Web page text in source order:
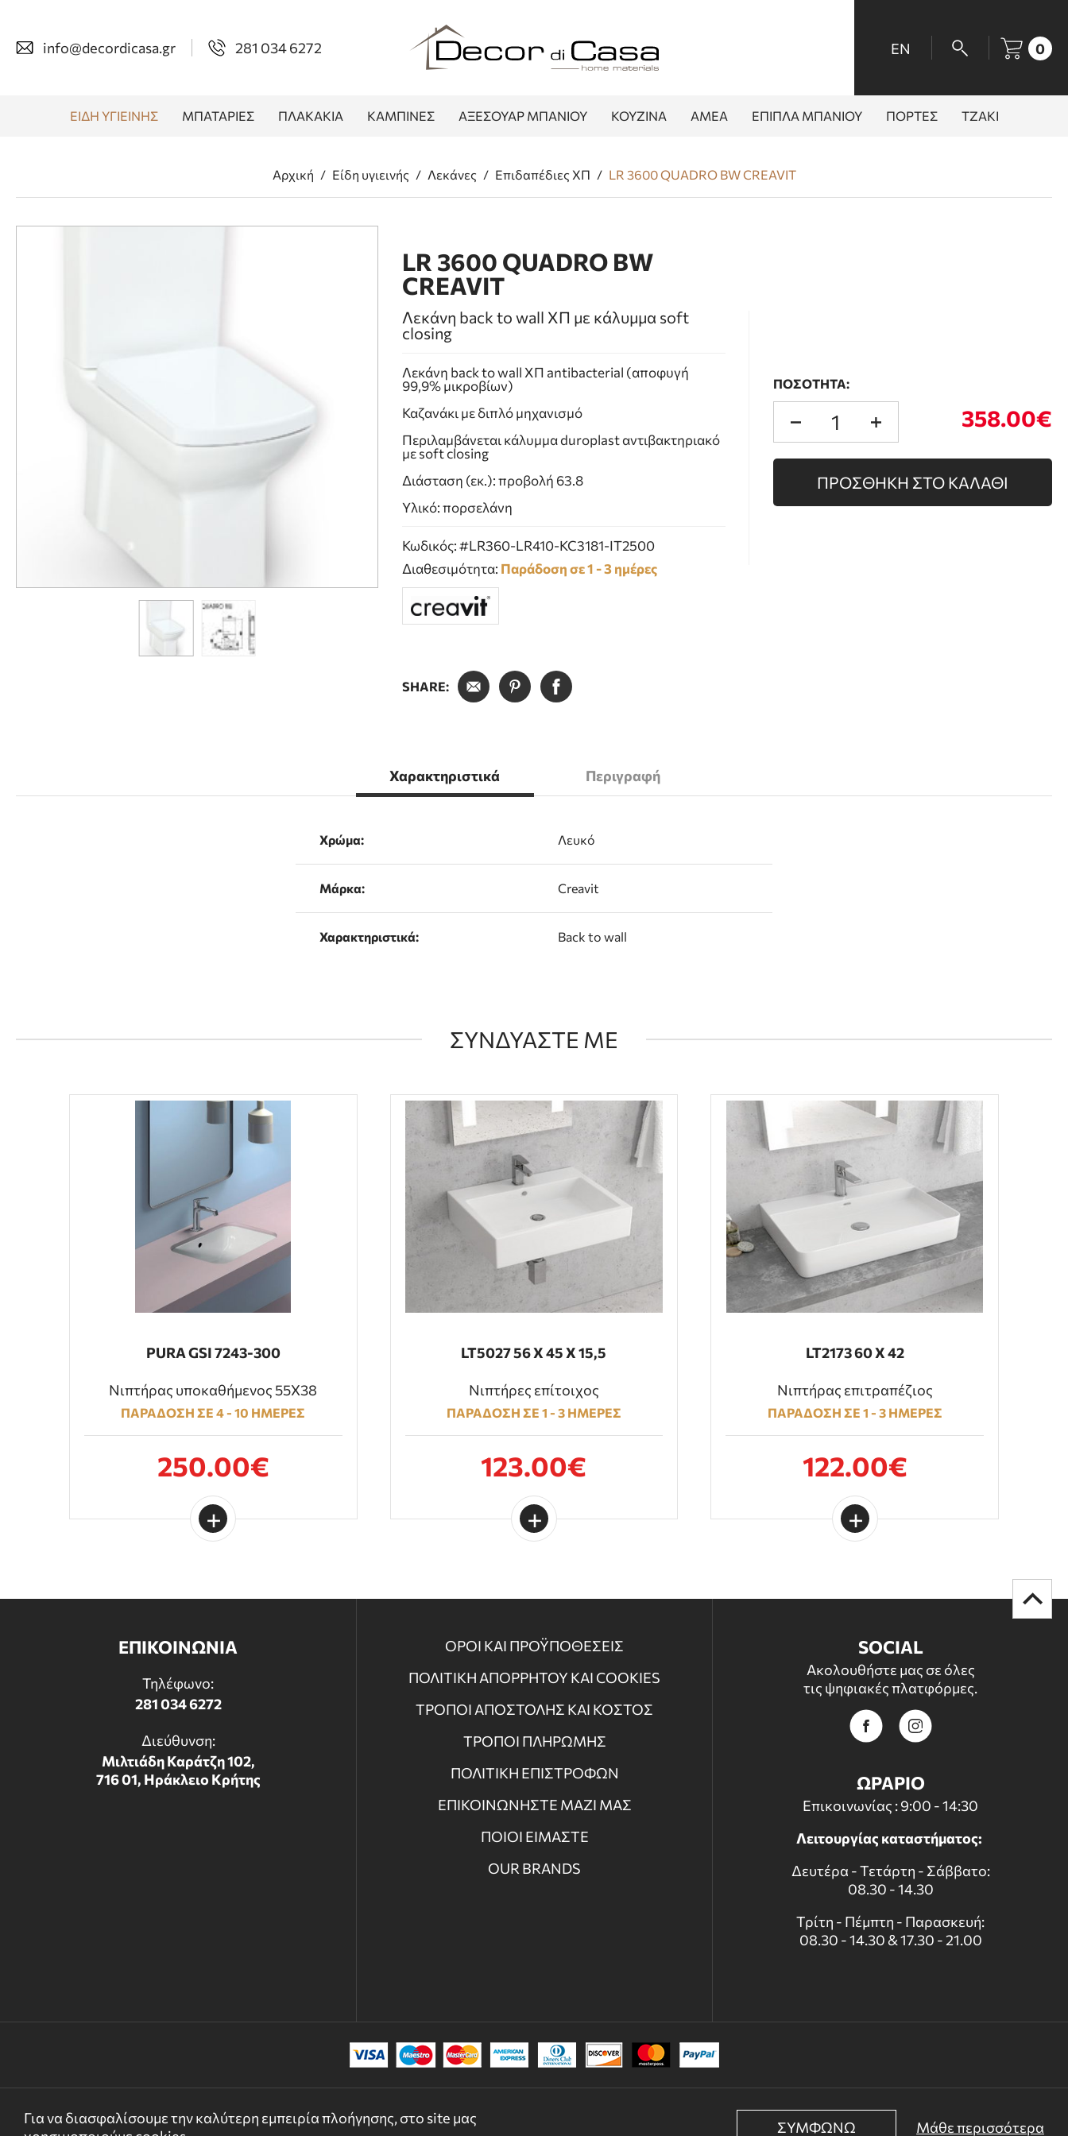
Για να διασφαλίσουμε την καλύτερη εμπειρία πλοήγησης, στο site μας
ΣΥΜΦΩΝΩ Μάθε περισσότερα
info@decordicasa.gr 281 034 6272 EN 0
ΕΙΔΗ ΥΓΙΕΙΝΗΣ ΜΠΑΤΑΡΙΕΣ ΠΛΑΚΑΚΙΑ ΚΑΜΠΙΝΕΣ ΑΞΕΣΟΥΑΡ ΜΠΑΝΙΟΥ ΚΟΥΖΙΝΑ ΑΜΕΑ ΕΠΙΠΛΑ ΜΠΑΝΙΟΥ ΠΟΡΤΕΣ ΤΖΑΚΙ
Αρχική / Είδη υγιεινής / Λεκάνες / Επιδαπέδιες ΧΠ / LR 3600 QUADRO BW CREAVIT
LR 3600 QUADRO BW
CREAVIT
Λεκάνη back to wall ΧΠ με κάλυμμα soft
closing
Λεκάνη back to wall ΧΠ antibacterial (αποφυγή
99,9% μικροβίων)
Καζανάκι με διπλό μηχανισμό
Περιλαμβάνεται κάλυμμα duroplast αντιβακτηριακό
με soft closing
Διάσταση (εκ.): προβολή 63.8
Υλικό: πορσελάνη
Κωδικός: #LR360-LR410-KC3181-IT2500
Διαθεσιμότητα: Παράδοση σε 1 - 3 ημέρες
ΠΟΣΟΤΗΤΑ:
358.00€
ΠΡΟΣΘΗΚΗ ΣΤΟ ΚΑΛΑΘΙ
SHARE:
Χαρακτηριστικά
Χρώμα: Λευκό
Μάρκα: Creavit
Χαρακτηριστικά: Back to wall
Περιγραφή
ΣΥΝΔΥΑΣΤΕ ΜΕ
PURA GSI 7243-300
Νιπτήρας υποκαθήμενος 55Χ38
ΠΑΡΑΔΟΣΗ ΣΕ 4 - 10 ΗΜΕΡΕΣ
250.00€
LT5027 56 Χ 45 Χ 15,5
Νιπτήρες επίτοιχος
ΠΑΡΑΔΟΣΗ ΣΕ 1 - 3 ΗΜΕΡΕΣ
123.00€
LT2173 60 Χ 42
Νιπτήρας επιτραπέζιος
ΠΑΡΑΔΟΣΗ ΣΕ 1 - 3 ΗΜΕΡΕΣ
122.00€
ΕΠΙΚΟΙΝΩΝΙΑ
Τηλέφωνο:
281 034 6272
Διεύθυνση:
Μιλτιάδη Καράτζη 102,
716 01, Ηράκλειο Κρήτης
ΟΡΟΙ ΚΑΙ ΠΡΟΫΠΟΘΕΣΕΙΣ
ΠΟΛΙΤΙΚΗ ΑΠΟΡΡΗΤΟΥ ΚΑΙ COOKIES
ΤΡΟΠΟΙ ΑΠΟΣΤΟΛΗΣ ΚΑΙ ΚΟΣΤΟΣ
ΤΡΟΠΟΙ ΠΛΗΡΩΜΗΣ
ΠΟΛΙΤΙΚΗ ΕΠΙΣΤΡΟΦΩΝ
ΕΠΙΚΟΙΝΩΝΗΣΤΕ ΜΑΖΙ ΜΑΣ
ΠΟΙΟΙ ΕΙΜΑΣΤΕ
OUR BRANDS
SOCIAL
Ακολουθήστε μας σε όλες
τις ψηφιακές πλατφόρμες.
ΩΡΑΡΙΟ
Επικοινωνίας : 9:00 - 14:30
Λειτουργίας καταστήματος:
Δευτέρα - Τετάρτη - Σάββατο:
08.30 - 14.30
Τρίτη - Πέμπτη - Παρασκευή:
08.30 - 14.30 & 17.30 - 21.00
© 2022 - 2026 DECORDICASA.GR - ALL RIGHTS RESERVED